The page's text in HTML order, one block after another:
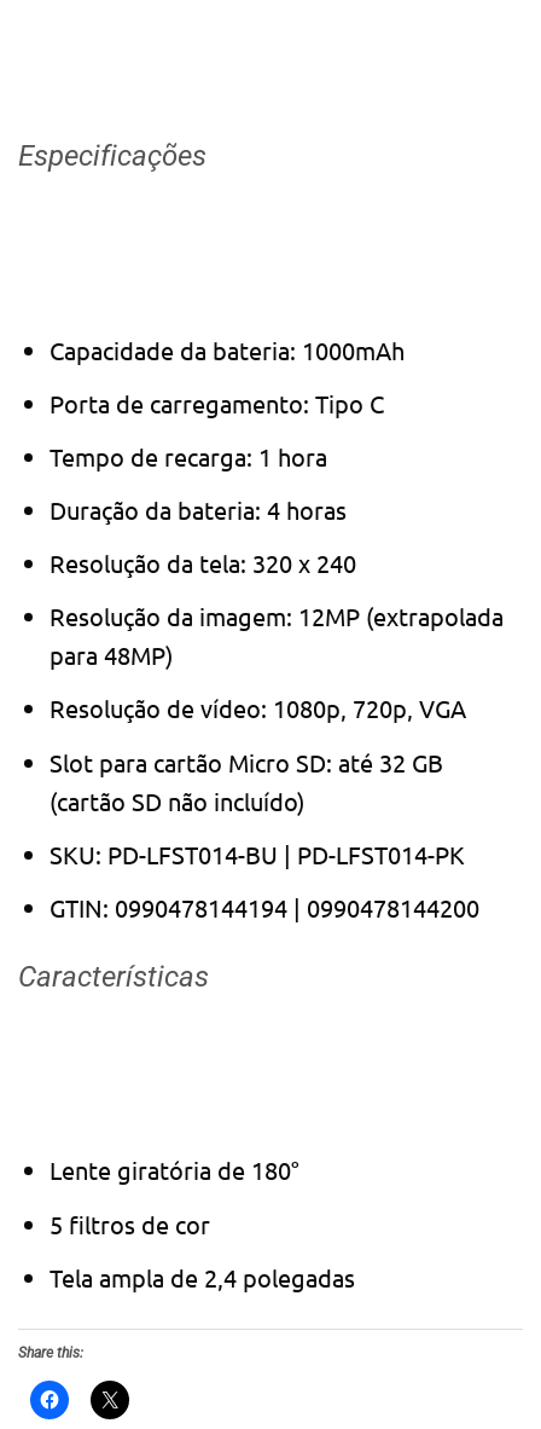
Especificações
Capacidade da bateria: 1000mAh
Porta de carregamento: Tipo C
Tempo de recarga: 1 hora
Duração da bateria: 4 horas
Resolução da tela: 320 x 240
Resolução da imagem: 12MP (extrapolada
para 48MP)
Resolução de vídeo: 1080p, 720p, VGA
Slot para cartão Micro SD: até 32 GB
(cartão SD não incluído)
SKU: PD-LFST014-BU | PD-LFST014-PK
GTIN: 0990478144194 | 0990478144200
Características
Lente giratória de 180°
5 filtros de cor
Tela ampla de 2,4 polegadas
Share this: